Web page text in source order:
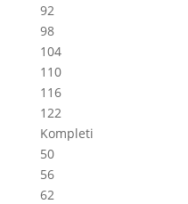
92
98
104
110
116
122
Kompleti
50
56
62